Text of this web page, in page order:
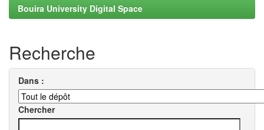
Bouira University Digital Space
Recherche
Dans :
Chercher